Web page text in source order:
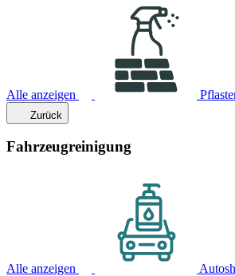
Alle anzeigen
Zurück
Fahrzeugreinigung
Alle anzeigen